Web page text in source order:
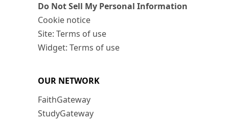
Do Not Sell My Personal Information
Cookie notice
Site: Terms of use
Widget: Terms of use
OUR NETWORK
FaithGateway
StudyGateway